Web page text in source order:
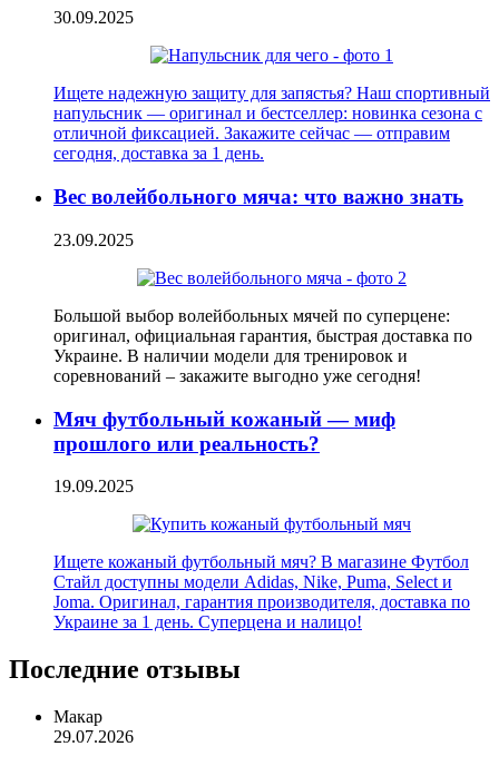
30.09.2025
Ищете надежную защиту для запястья? Наш спортивный
напульсник — оригинал и бестселлер: новинка сезона с
отличной фиксацией. Закажите сейчас — отправим
сегодня, доставка за 1 день.
Вес волейбольного мяча: что важно знать
23.09.2025
Большой выбор волейбольных мячей по суперцене:
оригинал, официальная гарантия, быстрая доставка по
Украине. В наличии модели для тренировок и
соревнований – закажите выгодно уже сегодня!
Мяч футбольный кожаный — миф
прошлого или реальность?
19.09.2025
Ищете кожаный футбольный мяч? В магазине Футбол
Стайл доступны модели Adidas, Nike, Puma, Select и
Joma. Оригинал, гарантия производителя, доставка по
Украине за 1 день. Суперцена и налицо!
Последние отзывы
Макар
29.07.2026